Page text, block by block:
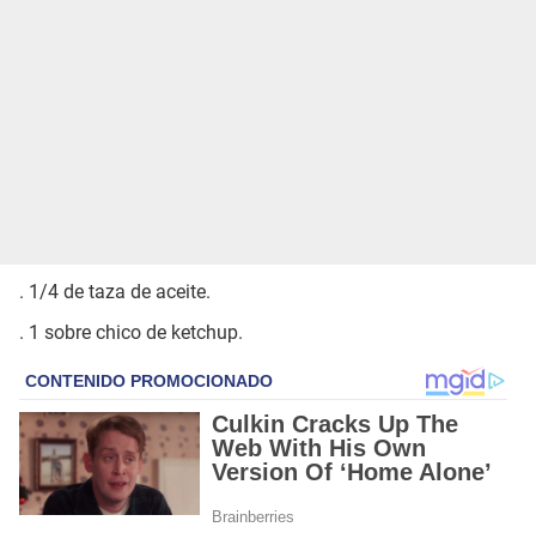
. 1/4 de taza de aceite.
. 1 sobre chico de ketchup.